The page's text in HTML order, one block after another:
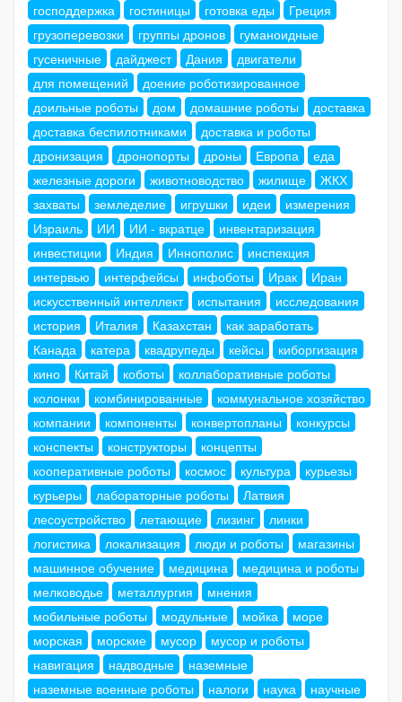
господдержка
гостиницы готовка еды
Греция
грузоперевозки
группы дронов
гуманоидные
гусеничные
дайджест Дания
двигатели
для помещений
доение роботизированное
доильные роботы
дом домашние роботы
доставка
доставка беспилотниками
доставка и роботы
дронизация
дронопорты дроны Европа
еда
железные дороги
животноводство жилище
ЖКХ
захваты
земледелие игрушки идеи
измерения
Израиль
ИИ ИИ - вкратце
инвентаризация
инвестиции
Индия Иннополис
инспекция
интервью
интерфейсы инфоботы Ирак
Иран
искусственный интеллект
испытания
исследования
история
Италия Казахстан
как заработать
Канада
катера квадрупеды кейсы
киборгизация
кино
Китай коботы
коллаборативные роботы
колонки
комбинированные
коммунальное хозяйство
компании
компоненты конвертопланы
конкурсы
конспекты
конструкторы
концепты
кооперативные роботы
космос культура
курьезы
курьеры
лабораторные роботы
Латвия
лесоустройство
летающие лизинг
линки
логистика
локализация люди и роботы
магазины
машинное обучение
медицина
медицина и роботы
мелководье
металлургия
мнения
мобильные роботы
модульные мойка
море
морская
морские мусор
мусор и роботы
навигация
надводные
наземные
наземные военные роботы
налоги наука
научные